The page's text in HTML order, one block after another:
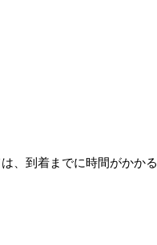
、到着までに時間がかかる